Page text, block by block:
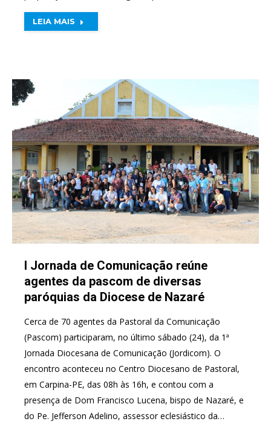
LEIA MAIS
I Jornada de Comunicação reúne
agentes da pascom de diversas
paróquias da Diocese de Nazaré
Cerca de 70 agentes da Pastoral da Comunicação
(Pascom) participaram, no último sábado (24), da 1ª
Jornada Diocesana de Comunicação (Jordicom). O
encontro aconteceu no Centro Diocesano de Pastoral,
em Carpina-PE, das 08h às 16h, e contou com a
presença de Dom Francisco Lucena, bispo de Nazaré, e
do Pe. Jefferson Adelino, assessor eclesiástico da…